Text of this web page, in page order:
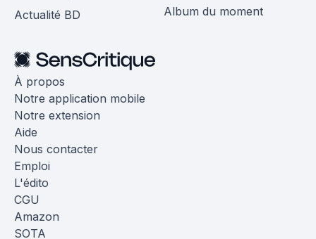
Actualité BD
Album du moment
À propos
Notre application mobile
Notre extension
Aide
Nous contacter
Emploi
L'édito
CGU
Amazon
SOTA